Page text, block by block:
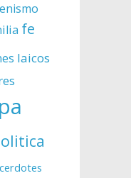
fe
laicos